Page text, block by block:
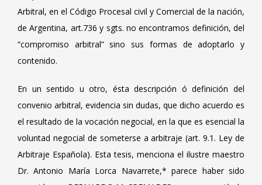
Arbitral, en el Código Procesal civil y Comercial de la nación,
de Argentina, art.736 y sgts. no encontramos definición, del
“compromiso arbitral” sino sus formas de adoptarlo y
contenido.
En un sentido u otro, ésta descripción ó definición del
convenio arbitral, evidencia sin dudas, que dicho acuerdo es
el resultado de la vocación negocial, en la que es esencial la
voluntad negocial de someterse a arbitraje (art. 9.1. Ley de
Arbitraje Española). Esta tesis, menciona el ilustre maestro
Dr. Antonio María Lorca Navarrete,* parece haber sido